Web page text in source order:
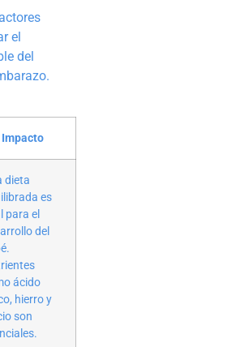
el
del
Impacto
dieta
es
para el
del
ácido
hierro y
son